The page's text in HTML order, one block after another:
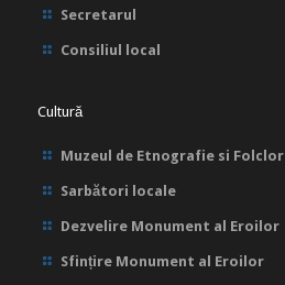
Secretarul
Consiliul local
Cultură
Muzeul de Etnografie si Folclor
Sarbători locale
Dezvelire Monument al Eroilor
Sfințire Monument al Eroilor